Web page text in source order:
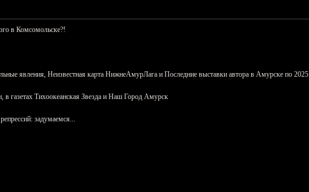
в Комсомольске?!
явления, Неизвестная карта НижнеАмурЛага и Последние выставки автора в Амурске по 2025
газетах Тихоокеанская Звезда и Наш Город Амурск
задумаемся...